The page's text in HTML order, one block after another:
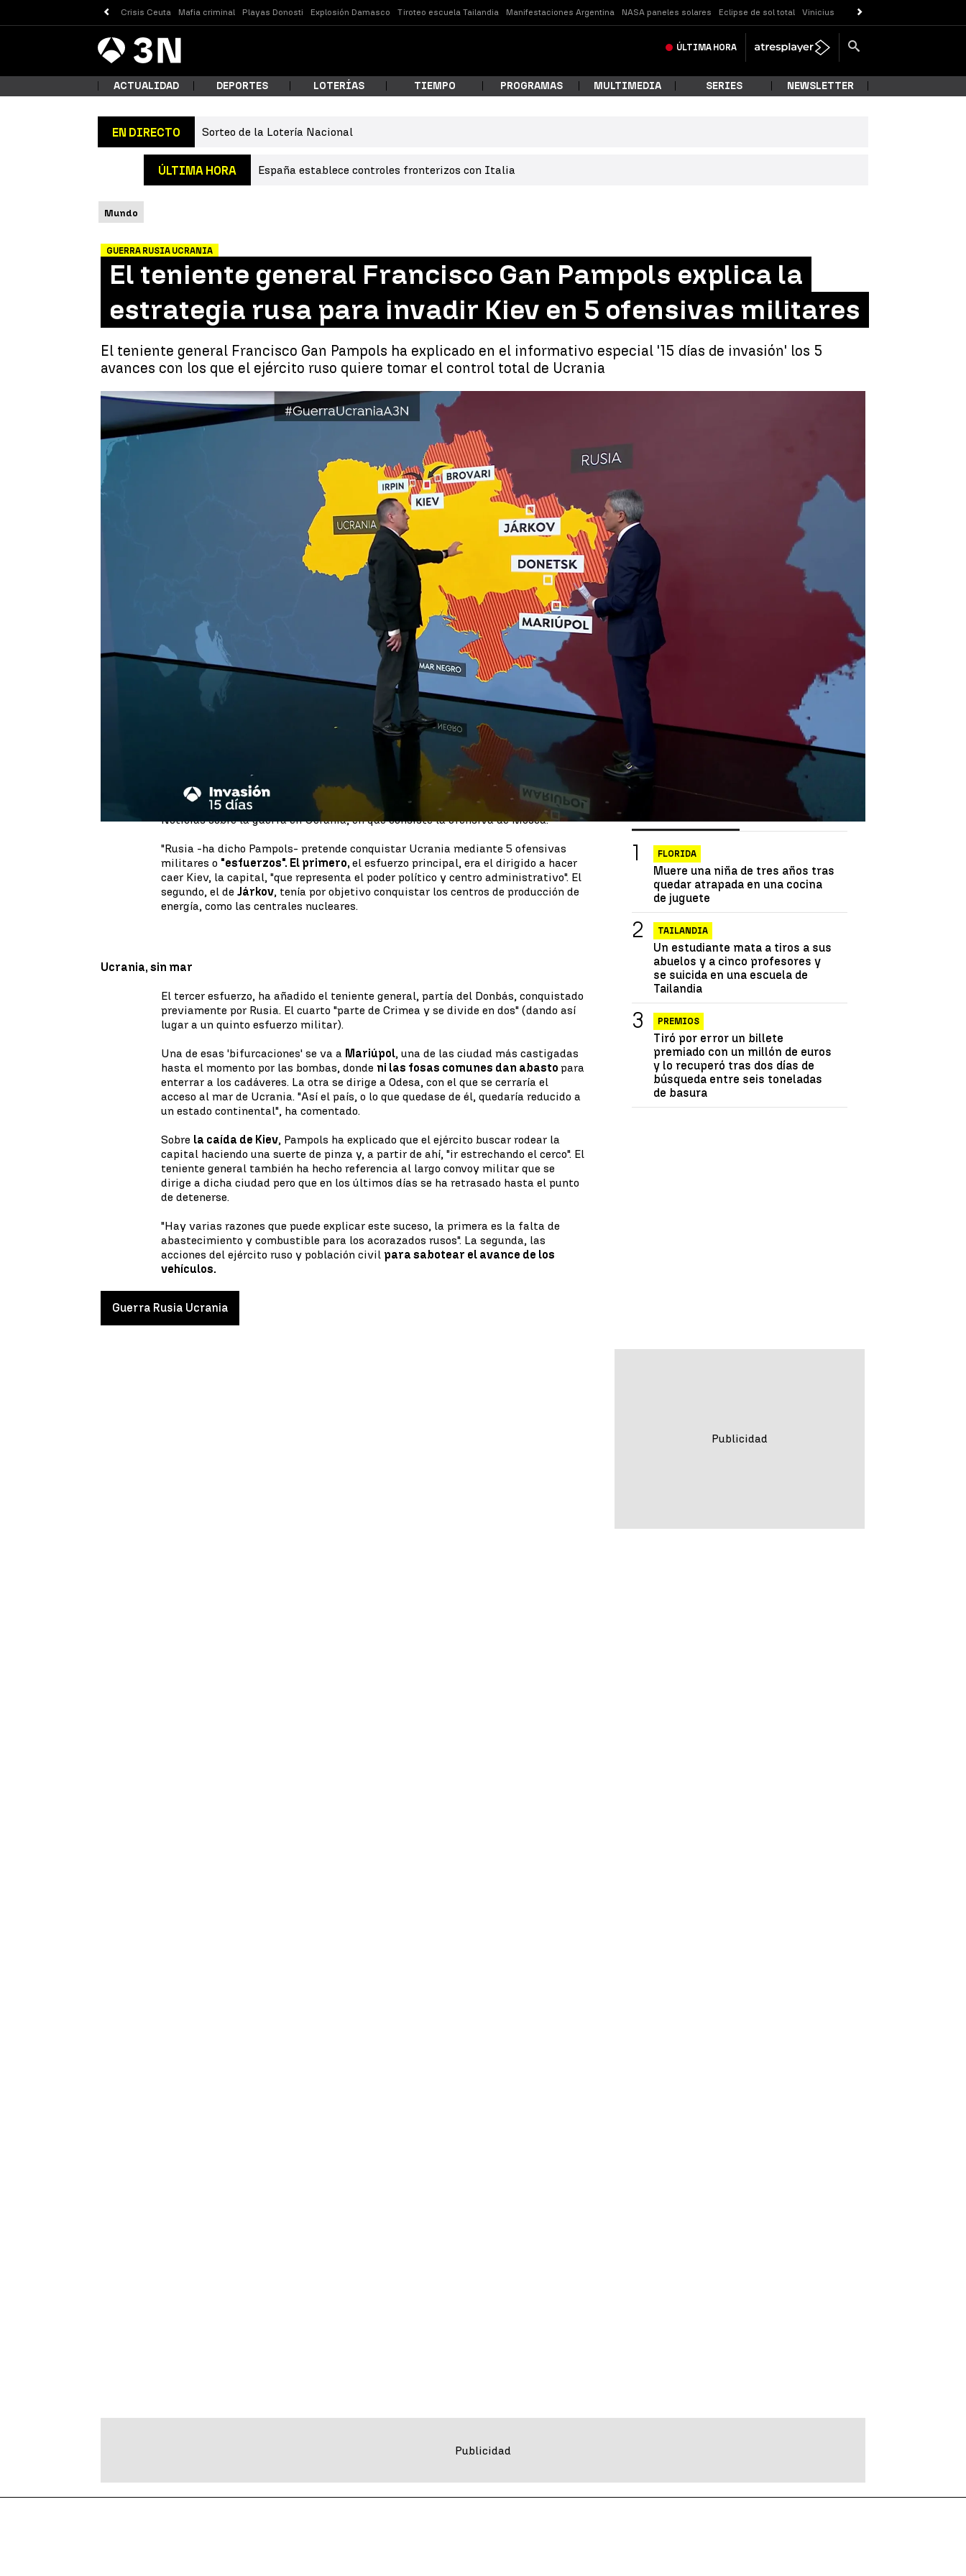
Crisis Ceuta Mafia criminal Playas Donosti Explosión Damasco Tiroteo escuela Tailandia Manifestaciones Argentina NASA paneles solares Eclipse de sol total Vinicius
Antena
3 Noticias ÚLTIMA HORA
¿Qué estás buscando?
Buscar
ACTUALIDAD DEPORTES LOTERÍAS TIEMPO PROGRAMAS MULTIMEDIA SERIES NEWSLETTER
EN DIRECTO Sorteo de la Lotería Nacional
ÚLTIMA HORA España establece controles fronterizos con Italia
Mundo
GUERRA RUSIA UCRANIA
El teniente general Francisco Gan Pampols explica la
estrategia rusa para invadir Kiev en 5 ofensivas militares
El teniente general Francisco Gan Pampols ha explicado en el informativo especial '15 días de invasión' los 5
avances con los que el ejército ruso quiere tomar el control total de Ucrania
El teniente general Francisco Gan Pampols explica la ofensiva rusa |
Jorge Martínez
Publicado: 11 de marzo de 2022, 07:04 WhatsappFacebook Linkedin
Vladimir Putin
contaba con una suerte de operación relámpago para hacerse con
el control total de Ucrania; una maniobra que, sin embargo, ha fracasado.
Aunque la caída de Kiev es cuestión de tiempo, toda vez que el país de
Volodímir
combate solo ante un ejército infinitamente superior, ésta se está
haciendo esperar gracias, por un lado, a la mala planificación rusa y, por otro, a
El teniente general del Ejército de Tierra, Francisco Gan Pampol
s, ha explicado
esta noche en'15 días de invasión rusa',el informativo especial de Antena 3
Noticias sobre la guerra en Ucrania, en qué consiste la ofensiva de Moscú.
"Rusia -ha dicho Pampols- pretende conquistar Ucrania mediante 5 ofensivas
militares o "esfuerzos". El primero,el esfuerzo principal, era el dirigido a hacer
caer Kiev, la capital, "que representa el poder político y centro administrativo". El
segundo, el deJárkov, tenía por objetivo conquistar los centros de producción de
energía, como las centrales nucleares.
Ucrania, sin mar
El tercer esfuerzo, ha añadido el teniente general, partía del Donbás, conquistado
previamente por Rusia. El cuarto "parte de Crimea y se divide en dos" (dando así
lugar a un quinto esfuerzo militar).
Una de esas 'bifurcaciones' se va a Mariúpol, una de las ciudad más castigadas
hasta el momento por las bombas, donde ni las fosas comunes dan abastopara
enterrar a los cadáveres. La otra se dirige a Odesa, con el que se cerraría el
acceso al mar de Ucrania. "Así el país, o lo que quedase de él, quedaría reducido a
un estado continental", ha comentado.
Sobre la caída de Kiev, Pampols ha explicado que el ejército buscar rodear la
capital haciendo una suerte de pinza y, a partir de ahí, "ir estrechando el cerco". El
teniente general también ha hecho referencia al largo convoy militar que se
dirige a dicha ciudad pero que en los últimos días se ha retrasado hasta el punto
de detenerse.
"Hay varias razones que puede explicar este suceso, la primera es la falta de
abastecimiento y combustible para los acorazados rusos". La segunda, las
acciones del ejército ruso y población civil para sabotear el avance de los
vehículos.
Guerra Rusia Ucrania
Lo último
FLORIDA
Muere una niña de tres años tras
quedar atrapada en una cocina
de juguete
TAILANDIA
Un estudiante mata a tiros a sus
abuelos y a cinco profesores y
se suicida en una escuela de
Tailandia
PREMIOS
Tiró por error un billete
premiado con un millón de euros
y lo recuperó tras dos días de
búsqueda entre seis toneladas
de basura